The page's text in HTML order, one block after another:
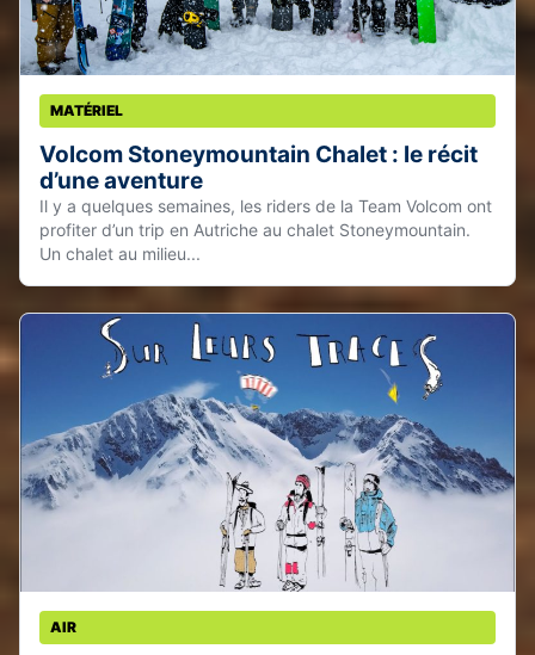
MATÉRIEL
Volcom Stoneymountain Chalet : le récit
d’une aventure
Il y a quelques semaines, les riders de la Team Volcom ont
profiter d’un trip en Autriche au chalet Stoneymountain.
Un chalet au milieu...
AIR